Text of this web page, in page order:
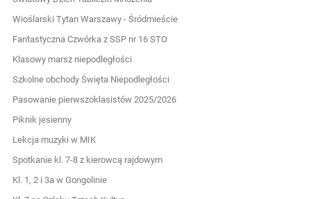
Wioślarski Tytan Warszawy - Śródmieście
Fantastyczna Czwórka z SSP nr 16 STO
Klasowy marsz niepodległości
Szkolne obchody Święta Niepodległości
Pasowanie pierwszoklasistów 2025/2026
Piknik jesienny
Lekcja muzyki w MIK
Spotkanie kl. 7-8 z kierowcą rajdowym
Kl. 1, 2 i 3a w Gongolinie